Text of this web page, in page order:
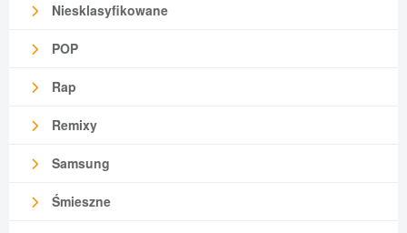
Niesklasyfikowane
POP
Rap
Remixy
Samsung
Śmieszne